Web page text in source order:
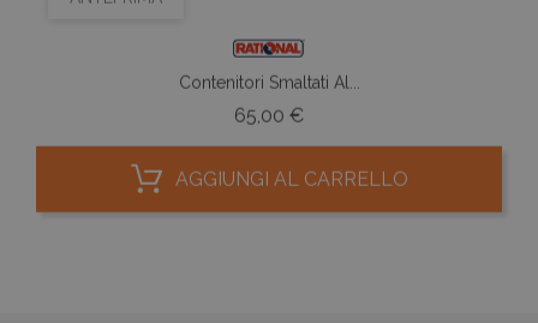
Contenitori Smaltati Al...
65,00 €Prezzo
AGGIUNGI AL CARRELLO